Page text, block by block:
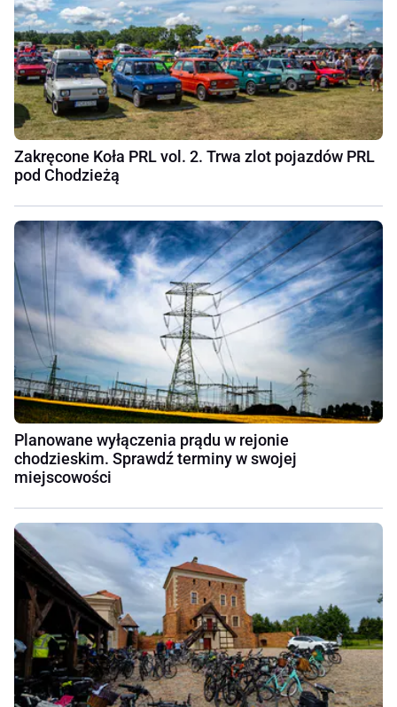
Zakręcone Koła PRL vol. 2. Trwa zlot pojazdów PRL
pod Chodzieżą
Planowane wyłączenia prądu w rejonie
chodzieskim. Sprawdź terminy w swojej
miejscowości